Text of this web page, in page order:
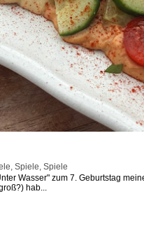
Spiele, Spiele
Wasser" zum 7. Geburtstag
hab...